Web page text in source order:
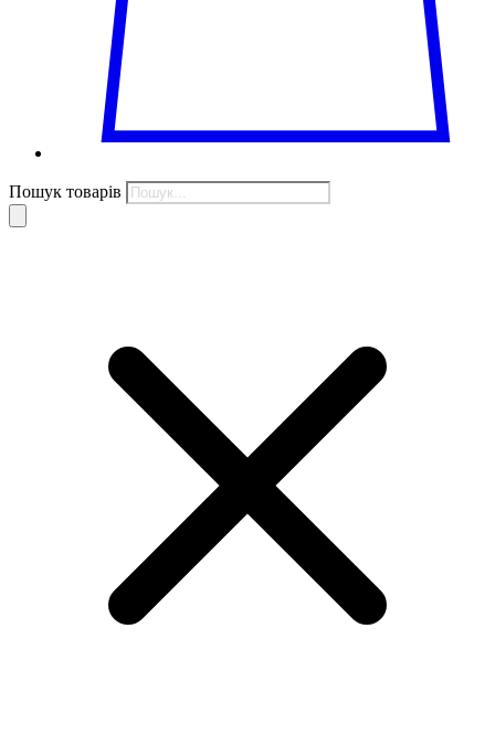
Пошук товарів